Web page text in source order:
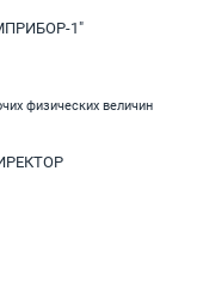
1"
физических величин